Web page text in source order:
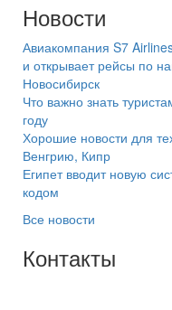
Новости
Авиакомпания S7
и открывает рейсы по
Новосибирск
Что важно знать
году
Хорошие новости для
Венгрию, Кипр
Египет вводит новую
кодом
Все новости
Контакты